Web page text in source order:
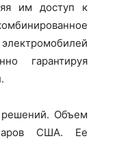
им доступ к
гарантируя
Объем
США. Ее